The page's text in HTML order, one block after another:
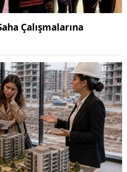
Çalışmalarına